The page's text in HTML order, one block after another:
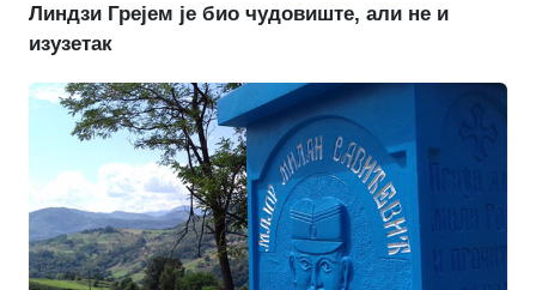
Линдзи Грејем је био чудовиште, али не и
изузетак